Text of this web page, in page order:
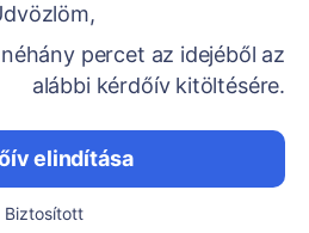
percet az idejéből az
alábbi kérdőív kitöltésére.
elindítása
Biztosított